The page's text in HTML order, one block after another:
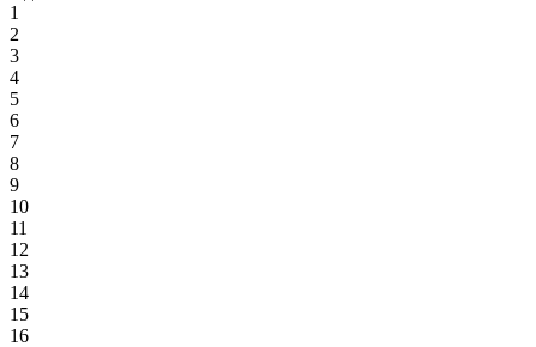
1
2
3
4
5
6
7
8
9
10
11
12
13
14
15
16